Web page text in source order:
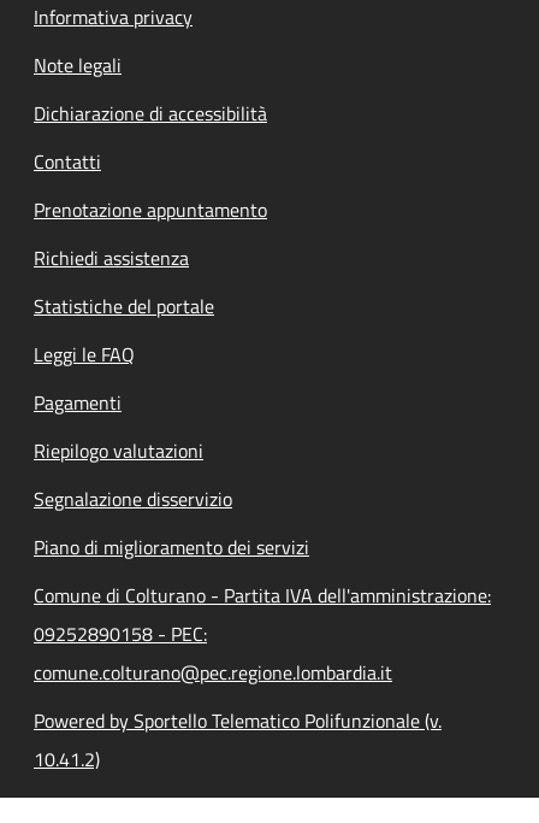
Informativa privacy
Note legali
Dichiarazione di accessibilità
Contatti
Prenotazione appuntamento
Richiedi assistenza
Statistiche del portale
Leggi le FAQ
Pagamenti
Riepilogo valutazioni
Segnalazione disservizio
Piano di miglioramento dei servizi
Comune di Colturano - Partita IVA dell'amministrazione:
09252890158 - PEC:
comune.colturano@pec.regione.lombardia.it
Powered by Sportello Telematico Polifunzionale (v.
10.41.2)